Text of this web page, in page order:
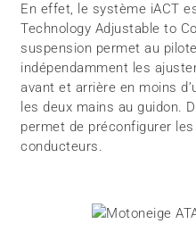
En effet, le système iACT
Technology Adjustable to
suspension permet au
indépendamment les
avant et arrière en moins
les deux mains au guidon.
permet de préconfigurer
conducteurs.